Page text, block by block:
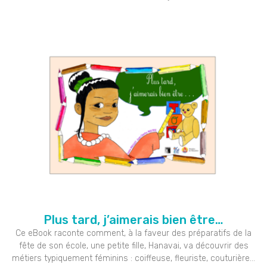
Plus tard, j’aimerais bien être…
Ce eBook raconte comment, à la faveur des préparatifs de la
fête de son école, une petite fille, Hanavai, va découvrir des
métiers typiquement féminins : coiffeuse, fleuriste, couturière…